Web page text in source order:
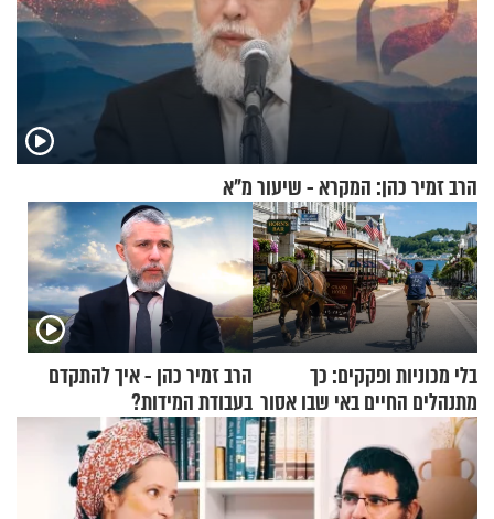
הרב זמיר כהן: המקרא - שיעור מ"א
בלי מכוניות ופקקים: כך
מתנהלים החיים באי שבו אסור
לנהוג כבר יותר מ-120 שנה
הרב זמיר כהן - איך להתקדם
בעבודת המידות?